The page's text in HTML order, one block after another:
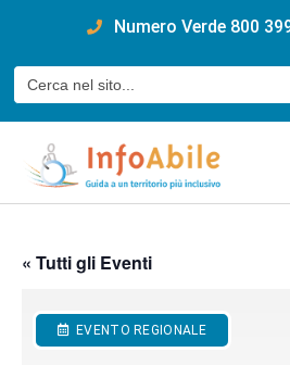
Numero Verde 800
Cerca:
« Tutti gli Eventi
EVENTO REGIONALE